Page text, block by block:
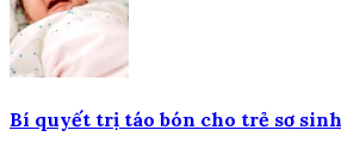
Bí quyết trị táo bón cho trẻ sơ